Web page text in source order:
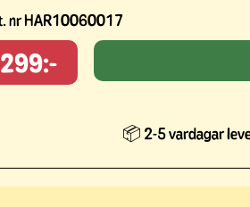
nrHAR10060017
299:-
📦 2-5 vardagar